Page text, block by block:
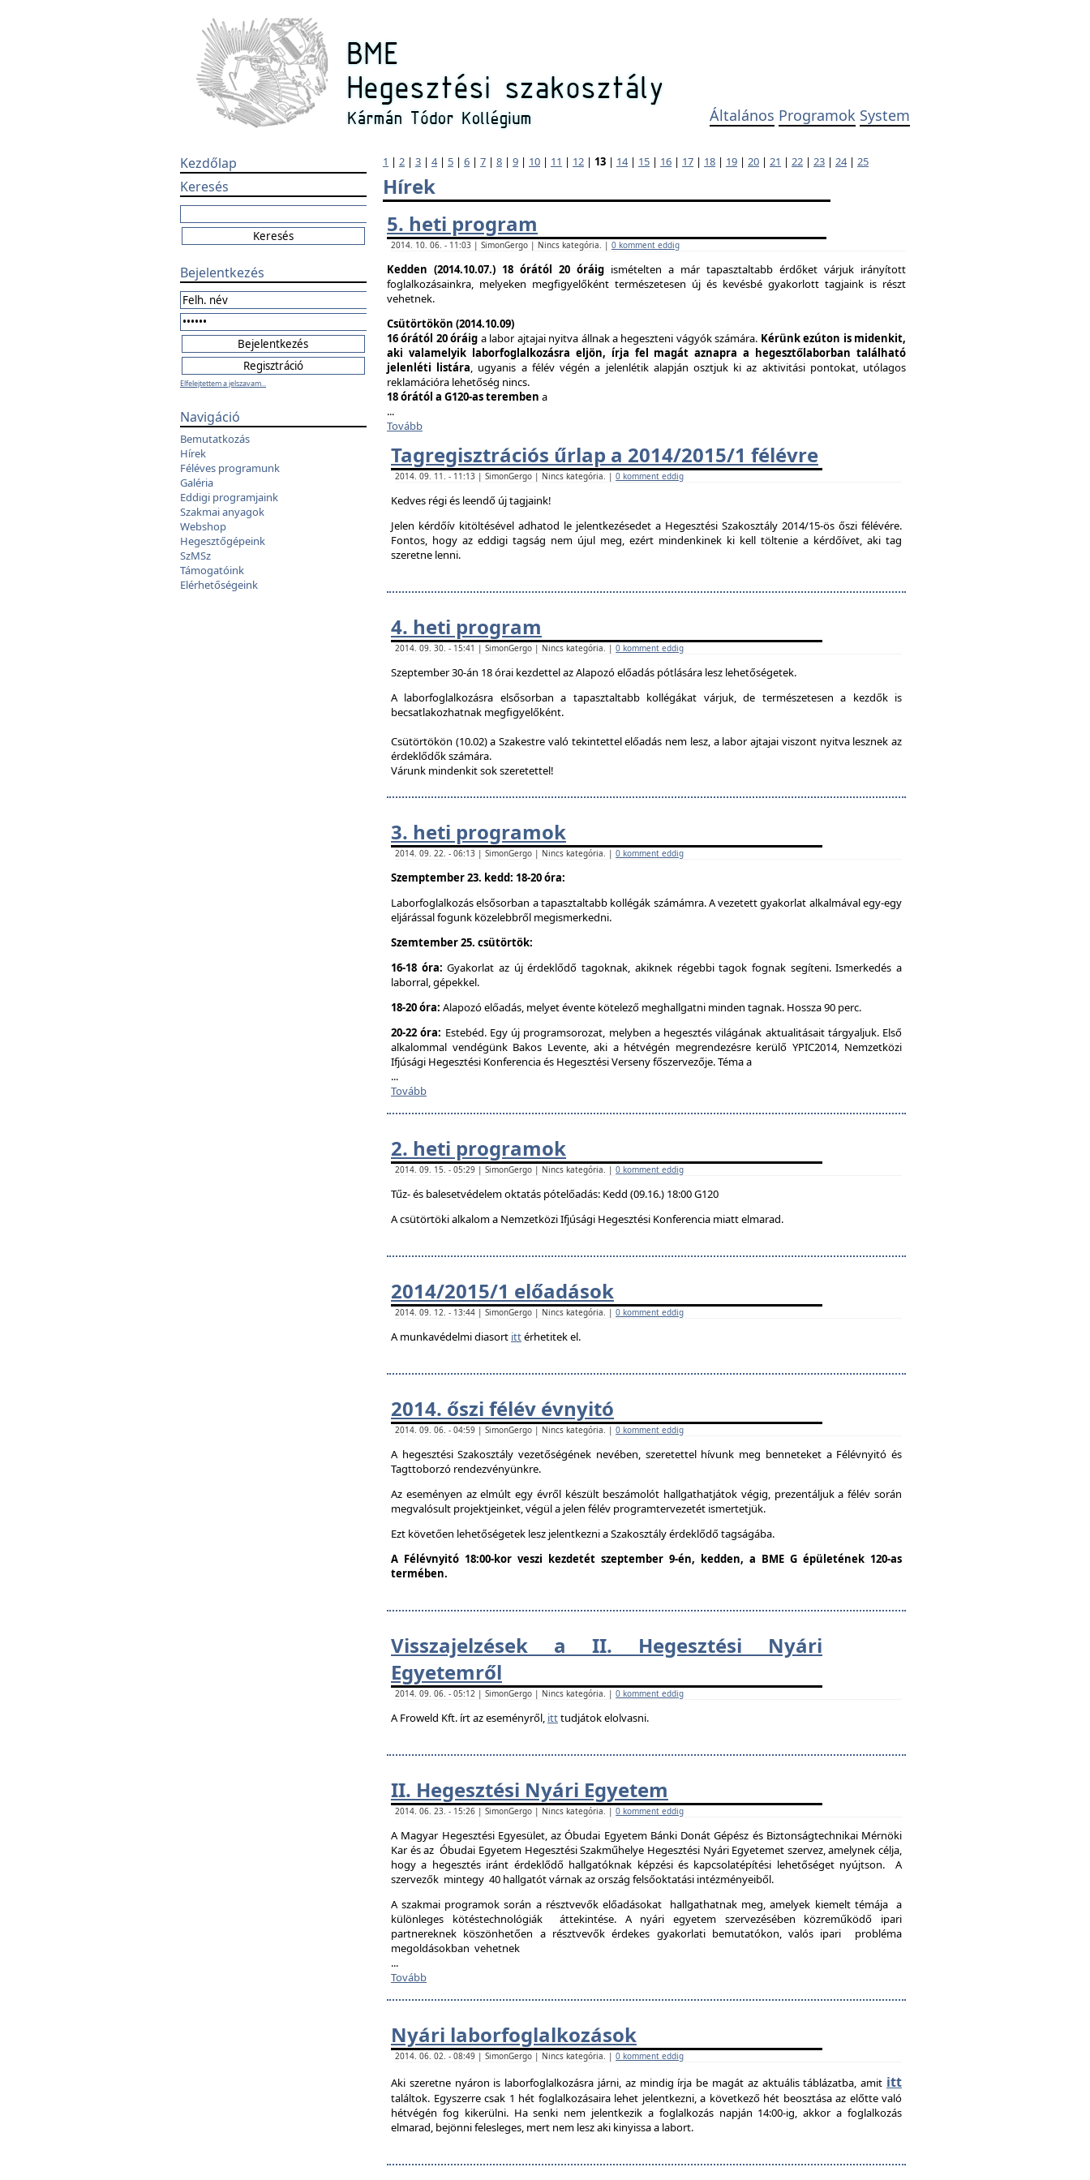
Általános Programok System
Kezdőlap
Keresés
Bejelentkezés
Elfelejtettem a jelszavam...
Navigáció
Bemutatkozás
Hírek
Féléves programunk
Galéria
Eddigi programjaink
Szakmai anyagok
Webshop
Hegesztőgépeink
SzMSz
Támogatóink
Elérhetőségeink
1 | 2 | 3 | 4| 5 | 6 | 7 | 8 | 9 | 10 | 11 | 12 | 13 | 14| 15 | 16 | 17 | 18 | 19 | 20 | 21 | 22 | 23 | 24| 25
Hírek
5. heti program
2014. 10. 06. - 11:03 | SimonGergo | Nincs kategória. | 0 komment eddig
Kedden (2014.10.07.) 18 órától 20 óráig ismételten a már tapasztaltabb érdőket várjuk irányított
foglalkozásainkra, melyeken megfigyelőként természetesen új és kevésbé gyakorlott tagjaink is részt
vehetnek.
Csütörtökön (2014.10.09)
16 órától 20 óráig a labor ajtajai nyitva állnak a hegeszteni vágyók számára. Kérünk ezúton is midenkit,
aki valamelyik laborfoglalkozásra eljön, írja fel magát aznapra a hegesztőlaborban található
jelenléti listára, ugyanis a félév végén a jelenlétik alapján osztjuk ki az aktivitási pontokat, utólagos
reklamációra lehetőség nincs.
18 órától a G120-as teremben a
...
Tovább
Tagregisztrációs űrlap a 2014/2015/1 félévre
2014. 09. 11. - 11:13 | SimonGergo | Nincs kategória. | 0 komment eddig
Kedves régi és leendő új tagjaink!
Jelen kérdőív kitöltésével adhatod le jelentkezésedet a Hegesztési Szakosztály 2014/15-ös őszi félévére.
Fontos, hogy az eddigi tagság nem újul meg, ezért mindenkinek ki kell töltenie a kérdőívet, aki tag
szeretne lenni.
4. heti program
2014. 09. 30. - 15:41 | SimonGergo | Nincs kategória. | 0 komment eddig
Szeptember 30-án 18 órai kezdettel az Alapozó előadás pótlására lesz lehetőségetek.
A laborfoglalkozásra elsősorban a tapasztaltabb kollégákat várjuk, de természetesen a kezdők is
becsatlakozhatnak megfigyelőként.
Csütörtökön (10.02) a Szakestre való tekintettel előadás nem lesz, a labor ajtajai viszont nyitva lesznek az
érdeklődők számára.
Várunk mindenkit sok szeretettel!
3. heti programok
2014. 09. 22. - 06:13 | SimonGergo | Nincs kategória. | 0 komment eddig
Szemptember 23. kedd: 18-20 óra:
Laborfoglalkozás elsősorban a tapasztaltabb kollégák számámra. A vezetett gyakorlat alkalmával egy-egy
eljárással fogunk közelebbről megismerkedni.
Szemtember 25. csütörtök:
16-18 óra: Gyakorlat az új érdeklődő tagoknak, akiknek régebbi tagok fognak segíteni. Ismerkedés a
laborral, gépekkel.
18-20 óra: Alapozó előadás, melyet évente kötelező meghallgatni minden tagnak. Hossza 90 perc.
20-22 óra: Estebéd. Egy új programsorozat, melyben a hegesztés világának aktualitásait tárgyaljuk. Első
alkalommal vendégünk Bakos Levente, aki a hétvégén megrendezésre kerülő YPIC2014, Nemzetközi
Ifjúsági Hegesztési Konferencia és Hegesztési Verseny főszervezője. Téma a
...
Tovább
2. heti programok
2014. 09. 15. - 05:29 | SimonGergo | Nincs kategória. | 0 komment eddig
Tűz- és balesetvédelem oktatás pótelőadás: Kedd (09.16.) 18:00 G120
A csütörtöki alkalom a Nemzetközi Ifjúsági Hegesztési Konferencia miatt elmarad.
2014/2015/1 előadások
2014. 09. 12. - 13:44 | SimonGergo | Nincs kategória. | 0 komment eddig
A munkavédelmi diasort ittérhetitek el.
2014. őszi félév évnyitó
2014. 09. 06. - 04:59 | SimonGergo | Nincs kategória. | 0 komment eddig
A hegesztési Szakosztály vezetőségének nevében, szeretettel hívunk meg benneteket a Félévnyitó és
Tagttoborzó rendezvényünkre.
Az eseményen az elmúlt egy évről készült beszámolót hallgathatjátok végig, prezentáljuk a félév során
megvalósult projektjeinket, végül a jelen félév programtervezetét ismertetjük.
Ezt követően lehetőségetek lesz jelentkezni a Szakosztály érdeklődő tagságába.
A Félévnyitó 18:00-kor veszi kezdetét szeptember 9-én, kedden, a BME G épületének 120-as
termében.
Visszajelzések a II. Hegesztési Nyári
Egyetemről
2014. 09. 06. - 05:12 | SimonGergo | Nincs kategória. | 0 komment eddig
A Froweld Kft. írt az eseményről, itttudjátok elolvasni.
II. Hegesztési Nyári Egyetem
2014. 06. 23. - 15:26 | SimonGergo | Nincs kategória. | 0 komment eddig
A Magyar Hegesztési Egyesület, az Óbudai Egyetem Bánki Donát Gépész és Biztonságtechnikai Mérnöki
Kar és az Óbudai Egyetem Hegesztési Szakműhelye Hegesztési Nyári Egyetemet szervez, amelynek célja,
hogy a hegesztés iránt érdeklődő hallgatóknak képzési és kapcsolatépítési lehetőséget nyújtson. A
szervezők mintegy 40 hallgatót várnak az ország felsőoktatási intézményeiből.
A szakmai programok során a résztvevők előadásokat hallgathatnak meg, amelyek kiemelt témája a
különleges kötéstechnológiák áttekintése. A nyári egyetem szervezésében közreműködő ipari
partnereknek köszönhetően a résztvevők érdekes gyakorlati bemutatókon, valós ipari probléma
megoldásokban vehetnek
...
Tovább
Nyári laborfoglalkozások
2014. 06. 02. - 08:49 | SimonGergo | Nincs kategória. | 0 komment eddig
Aki szeretne nyáron is laborfoglalkozásra járni, az mindig írja be magát az aktuális táblázatba, amit itt
találtok. Egyszerre csak 1 hét foglalkozásaira lehet jelentkezni, a következő hét beosztása az előtte való
hétvégén fog kikerülni. Ha senki nem jelentkezik a foglalkozás napján 14:00-ig, akkor a foglalkozás
elmarad, bejönni felesleges, mert nem lesz aki kinyissa a labort.